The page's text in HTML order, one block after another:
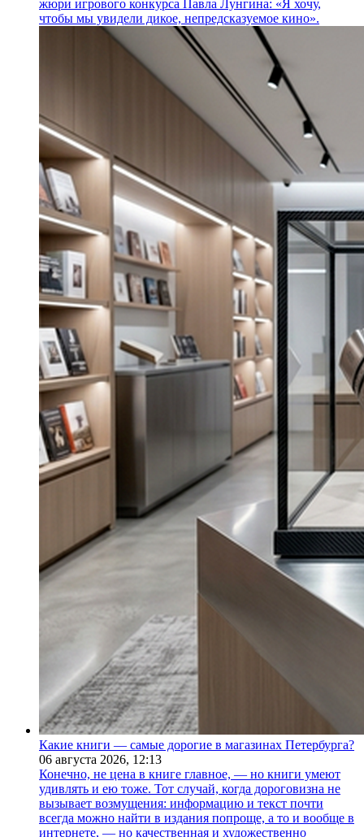
жюри игрового конкурса Павла Лунгина: «Я хочу,
чтобы мы увидели дикое, непредсказуемое кино».
Какие книги — самые дорогие в магазинах Петербурга?
06 августа 2026, 12:13
Конечно, не цена в книге главное, — но книги умеют
удивлять и ею тоже. Тот случай, когда дороговизна не
вызывает возмущения: информацию и текст почти
всегда можно найти в издания попроще, а то и вообще в
интернете, — но качественная и художественно